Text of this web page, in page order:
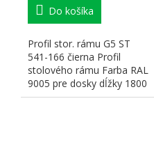
Do košíka
Profil stor. rámu G5 ST
541-166 čierna Profil
stolového rámu Farba RAL
9005 pre dosky dĺžky 1800
mm Rozmery:...